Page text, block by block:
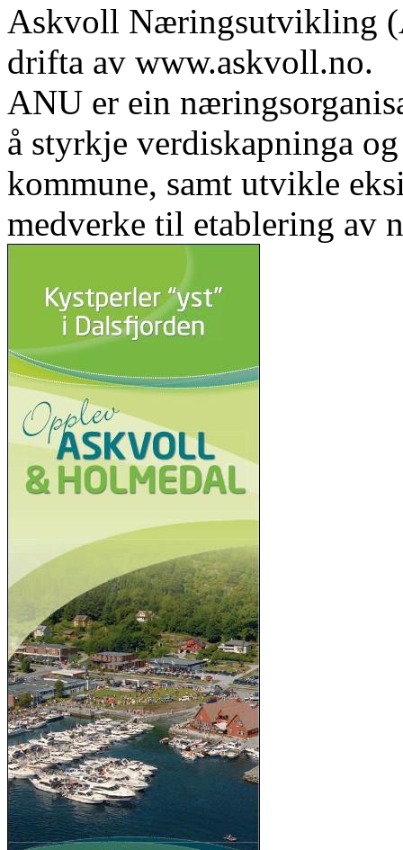
Askvoll Næringsutvikling
drifta av www.askvoll.no.
ANU er ein
å styrkje verdiskapninga
kommune, samt utvikle
medverke til etablering av